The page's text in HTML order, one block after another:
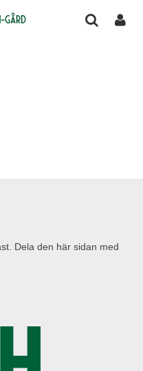
gård
Dela den här sidan med